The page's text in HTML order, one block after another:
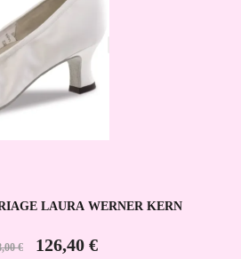
LAURA WERNER KERN
€ 126,40 €